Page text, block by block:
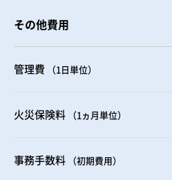
その他費用
管理費 （1日単位）
火災保険料 （1ヵ月単位）
事務手数料 （初期費用）